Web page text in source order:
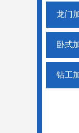
龙门
卧式
钻工